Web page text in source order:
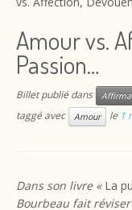
Amour vs.
Passion…
Billet publié dans
taggé avec
Amour le 1
Dans son livre « La
Bourbeau fait